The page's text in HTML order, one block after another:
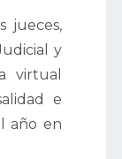
jueces,
y
virtual
e
año en